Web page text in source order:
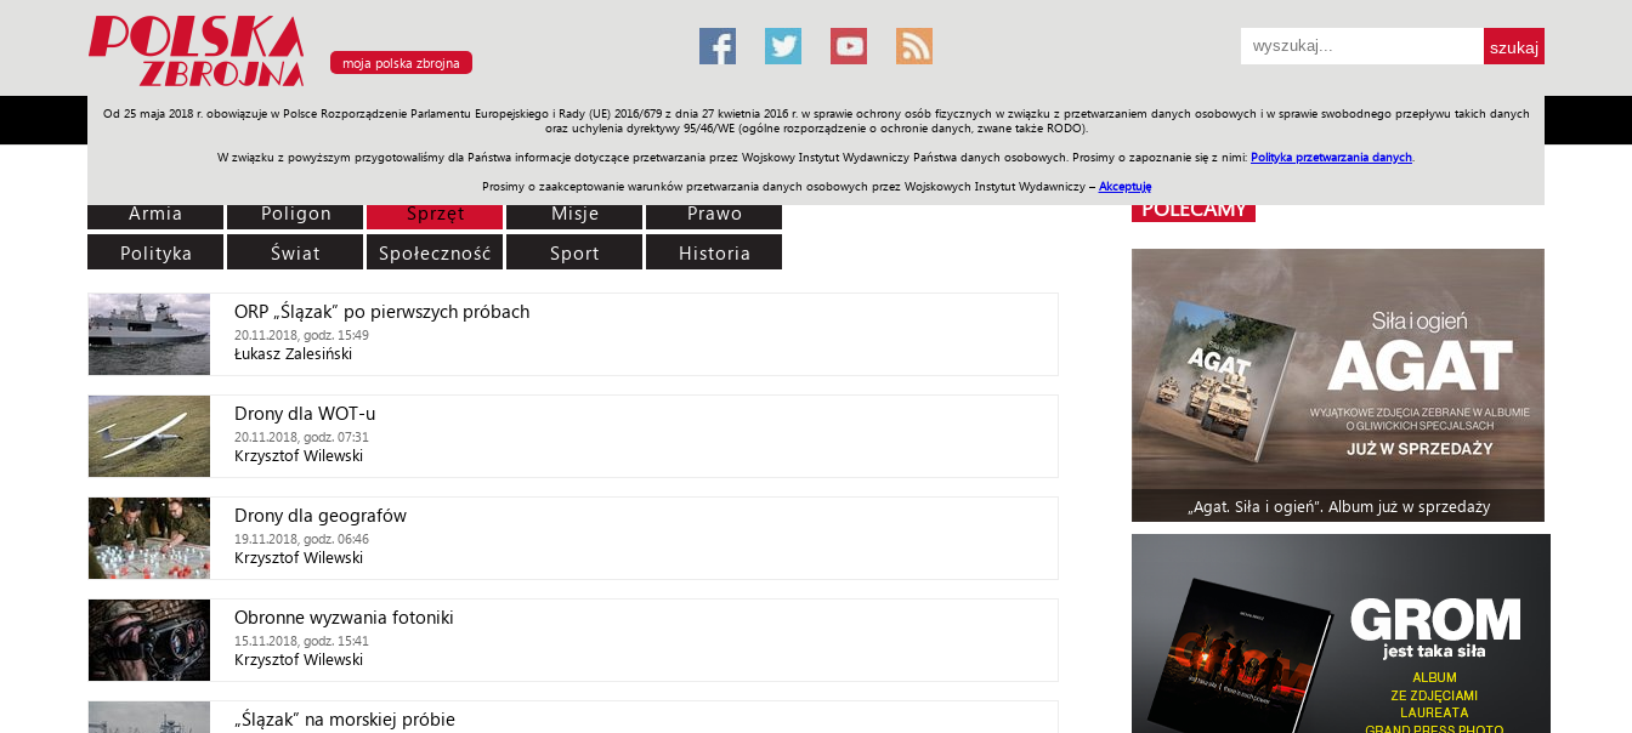
moja polska zbrojna
Od 25 maja 2018 r. obowiązuje w Polsce Rozporządzenie Parlamentu Europejskiego i Rady (UE) 2016/679 z dnia 27 kwietnia 2016 r. w sprawie ochrony osób fizycznych w związku z przetwarzaniem danych osobowych i w sprawie swobodnego przepływu takich danych
oraz uchylenia dyrektywy 95/46/WE (ogólne rozporządzenie o ochronie danych, zwane także RODO).
W związku z powyższym przygotowaliśmy dla Państwa informacje dotyczące przetwarzania przez Wojskowy Instytut Wydawniczy Państwa danych osobowych. Prosimy o zapoznanie się z nimi: Polityka przetwarzania danych
Prosimy o zaakceptowanie warunków przetwarzania danych osobowych przez Wojskowych Instytut Wydawniczy – Akceptuję
Armia Poligon Sprzęt Misje Polityka Prawo Świat Społeczność Sport Historia Galerie Wideo ENGLISH SKLEP Jednodniówki Praca w WIW
Armia Poligon Sprzęt Misje
Prawo
Polityka
Świat Społeczność Sport Historia
ORP „Ślązak” po pierwszych próbach
20.11.2018, godz. 15:49
Łukasz Zalesiński
Drony dla WOT-u
20.11.2018, godz. 07:31
Krzysztof Wilewski
Drony dla geografów
19.11.2018, godz. 06:46
Krzysztof Wilewski
Obronne wyzwania fotoniki
15.11.2018, godz. 15:41
Krzysztof Wilewski
„Ślązak” na morskiej próbie
POLECAMY
„Agat. Siła i ogień”. Album już w sprzedaży